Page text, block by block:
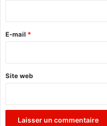
e
E-mail *
Site web